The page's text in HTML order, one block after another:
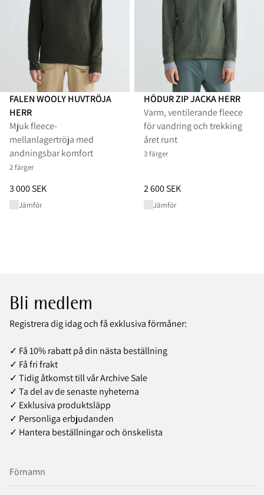
FALEN WOOLY HUVTRÖJA
HERR
Mjuk fleece-
mellanlagertröja med
andningsbar komfort
2 färger
Pris:3 000 SEK, sänkt från 3 000 SEK
3 000 SEK
Jämför
HÖDUR ZIP JACKA HERR
Varm, ventilerande fleece
för vandring och trekking
året runt
3 färger
Pris:2 600 SEK, sänkt från 2
2 600 SEK
Jämför
Bli medlem
Registrera dig idag och få exklusiva förmåner:
✓ Få 10% rabatt på din nästa beställning
✓ Få fri frakt
✓ Tidig åtkomst till vår Archive Sale
✓ Ta del av de senaste nyheterna
✓ Exklusiva produktsläpp
✓ Personliga erbjudanden
✓ Hantera beställningar och önskelista